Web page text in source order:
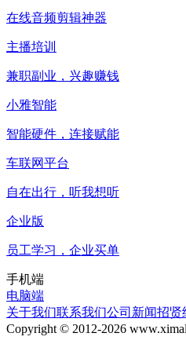
在线音频剪辑神器
主播培训
兼职副业，兴趣赚钱
小雅智能
智能硬件，连接赋能
车联网平台
自在出行，听我想听
企业版
员工学习，企业买单
手机端
电脑端
关于我们联系我们公司新闻招贤
Copyright © 2012-2026